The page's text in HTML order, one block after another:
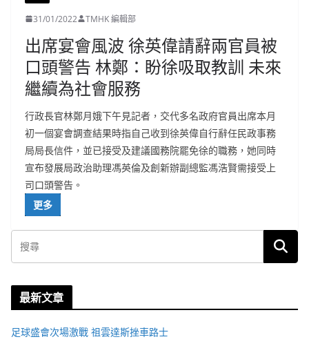
31/01/2022 TMHK 編輯部
出席宴會風波 徐英偉請辭兩官員被
口頭警告 林鄭：盼徐吸取教訓 未來
繼續為社會服務
行政長官林鄭月娥下午見記者，交代多名政府官員出席本月
初一個宴會調查結果時指自己收到徐英偉自行辭任民政事務
局局長信件，並已接受及建議國務院罷免徐的職務，她同時
宣布發展局政治助理馮英倫及創新辦副總監馮浩賢需接受上
司口頭警告。
更多
最新文章
足球盛會次場激戰 祖雲達斯挫車路士